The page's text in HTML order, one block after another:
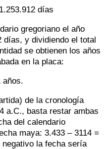
días
gregoriano el año
días, y dividiendo el total
se obtienen los años
en la placa:
años.
de la cronología
a.C., basta restar ambas
del calendario
maya: 3.433 – 3114 =
la fecha sería